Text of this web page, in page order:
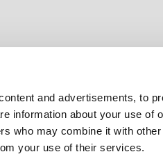
and advertisements, to
information about your use of
who may combine it with
your use of their services.
legali Sitemap